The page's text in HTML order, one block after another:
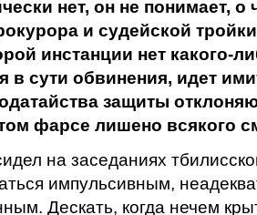
нет, он не понимает, о
и судейской
инстанции нет какого-
в сути обвинения, идет
защиты
фарсе лишено всякого
на заседаниях
импульсивным,
Дескать, когда нечем